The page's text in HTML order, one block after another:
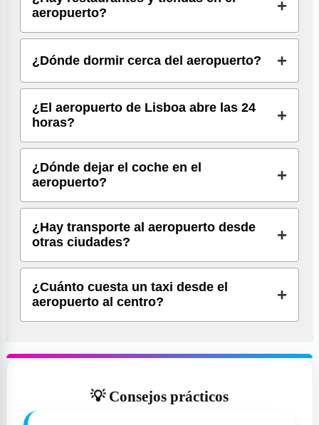
aeropuerto?
¿Dónde dormir cerca del aeropuerto?
¿El aeropuerto de Lisboa abre las 24
horas?
¿Dónde dejar el coche en el
aeropuerto?
¿Hay transporte al aeropuerto desde
otras ciudades?
¿Cuánto cuesta un taxi desde el
aeropuerto al centro?
💡 Consejos prácticos